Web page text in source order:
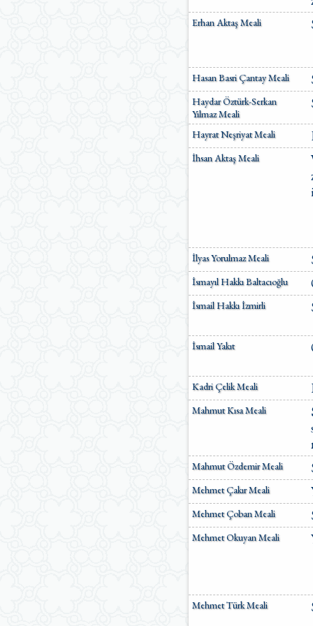
Erhan Aktaş Meali
Hasan Basri Çantay Meali
Haydar Öztürk-Serkan
Yılmaz Meali
Hayrat Neşriyat Meali
İhsan Aktaş Meali
İlyas Yorulmaz Meali
İsmayıl Hakkı Baltacıoğlu
İsmail Hakkı İzmirli
İsmail Yakıt
Kadri Çelik Meali
Mahmut Kısa Meali
Mahmut Özdemir Meali
Mehmet Çakır Meali
Mehmet Çoban Meali
Mehmet Okuyan Meali
Mehmet Türk Meali